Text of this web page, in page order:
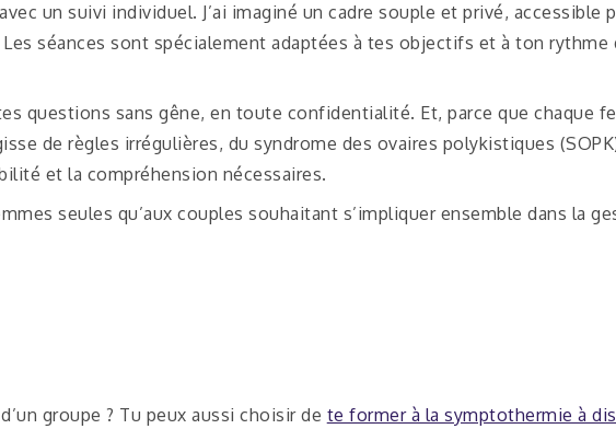
un suivi individuel. J’ai imaginé un cadre souple et privé, accessible
séances sont spécialement adaptées à tes objectifs et à ton rythme
questions sans gêne, en toute confidentialité. Et, parce que chaque
de règles irrégulières, du syndrome des ovaires polykistiques
et la compréhension nécessaires.
seules qu’aux couples souhaitant s’impliquer ensemble dans la
groupe ? Tu peux aussi choisir de te former à la symptothermie à